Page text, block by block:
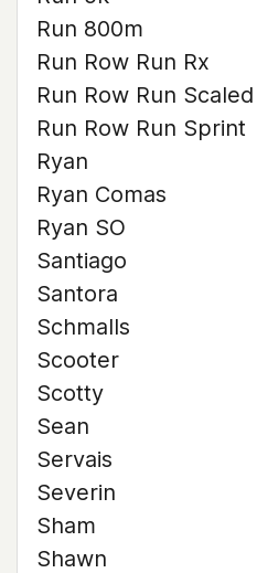
Run 800m
Run Row Run Rx
Run Row Run Scaled
Run Row Run Sprint
Ryan
Ryan Comas
Ryan SO
Santiago
Santora
Schmalls
Scooter
Scotty
Sean
Servais
Severin
Sham
Shawn